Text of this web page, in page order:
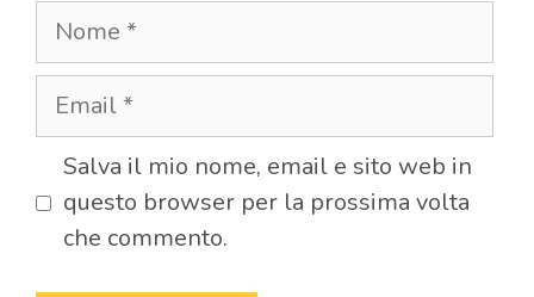
Nome
Email
Salva il mio nome, email e sito web in
questo browser per la prossima volta
che commento.